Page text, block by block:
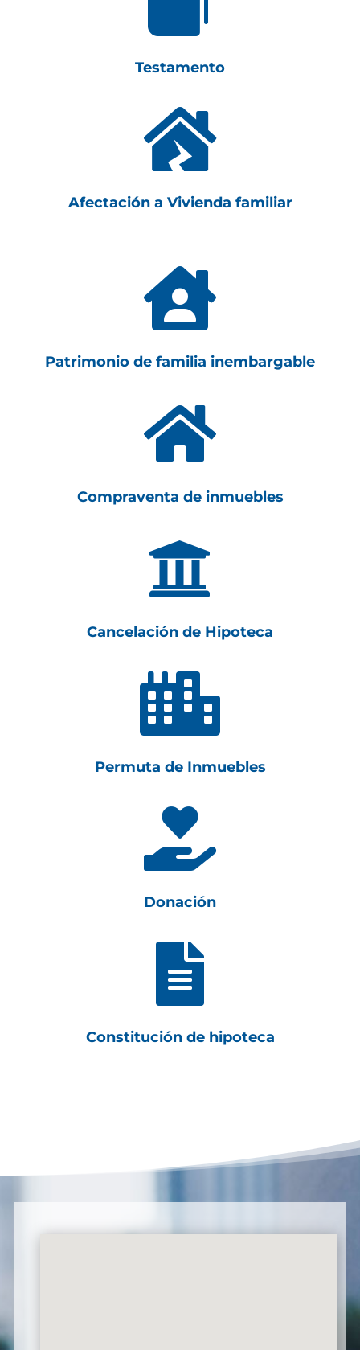
Testamento

Afectación a Vivienda familiar

Patrimonio de familia inembargable

Compraventa de inmuebles

Cancelación de Hipoteca

Permuta de Inmuebles

Donación

Constitución de hipoteca